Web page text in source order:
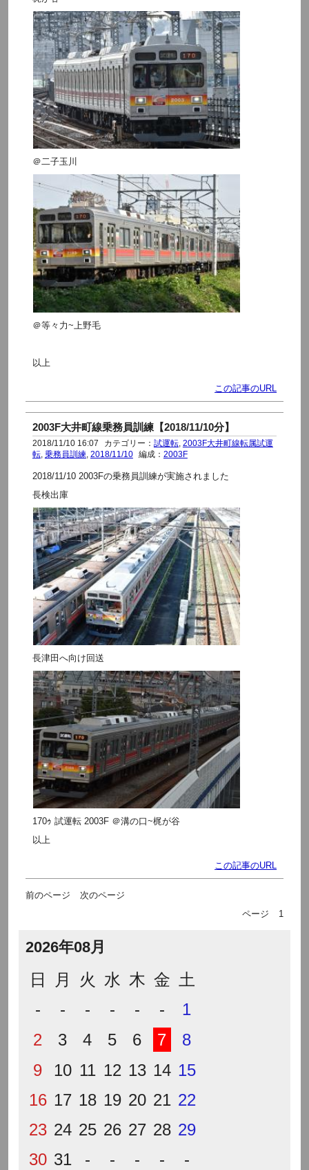
＠二子玉川
＠等々力~上野毛
以上
この記事のURL
2003F大井町線乗務員訓練【2018/11/10分】
2018/11/10 16:07 カテゴリー： 試運転, 2003F大井町線転属試運
転, 乗務員訓練 2018/11/10 編成： 2003F
2018/11/10 2003Fの乗務員訓練が実施されました
長検出庫
長津田へ向け回送
170ｩ 試運転 2003F ＠溝の口~梶が谷
以上
この記事のURL
前のページ
次のページ
ページ
1
2026年08月
日 月 火 水 木 金 土
-
- - - - -
1
2
3 4 5 6 7
8
9
10 11 12 13 14 15
16 17 18 19 20 21 22
23 24 25 26 27 28 29
30 31 - - - - -